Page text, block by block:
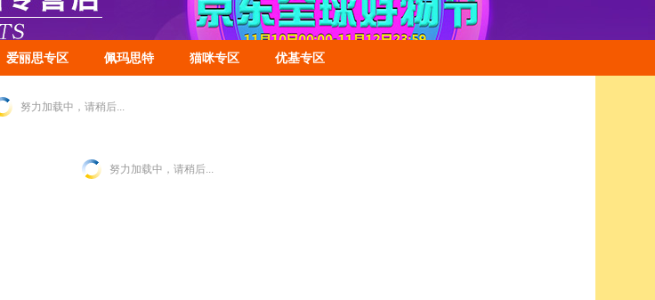
爱丽思专区 佩玛思特 猫咪专区 优基专区
努力加载中，请稍后...
努力加载中，请稍后...